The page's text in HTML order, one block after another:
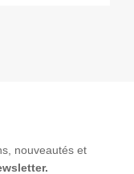
nouveautés et